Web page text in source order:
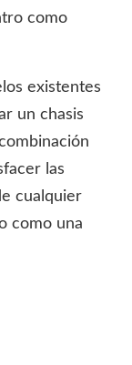
como
existentes
un chasis
las
cualquier
como una